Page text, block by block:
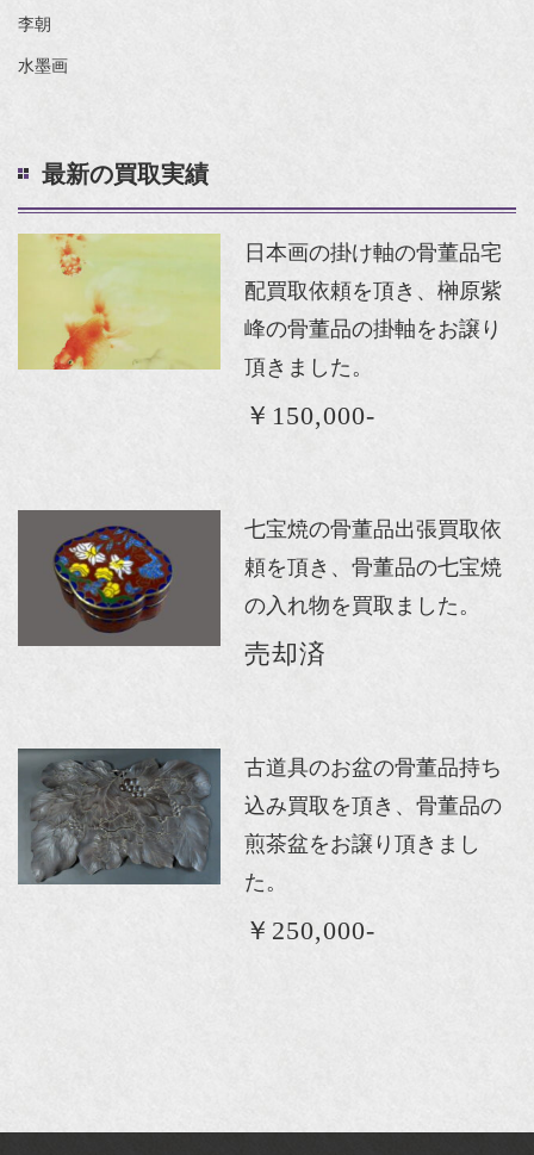
李朝
水墨画
最新の買取実績
日本画の掛け軸の骨董品宅
配買取依頼を頂き、榊原紫
峰の骨董品の掛軸をお譲り
頂きました。
￥150,000-
七宝焼の骨董品出張買取依
頼を頂き、骨董品の七宝焼
の入れ物を買取ました。
売却済
古道具のお盆の骨董品持ち
込み買取を頂き、骨董品の
煎茶盆をお譲り頂きまし
た。
￥250,000-